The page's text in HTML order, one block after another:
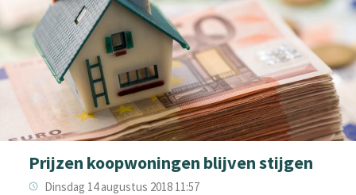
Prijzen koopwoningen blijven stijgen
Dinsdag 14 augustus 2018 11:57